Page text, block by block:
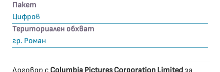
Пакет
Цифров
Териториален обхват
гр. Роман